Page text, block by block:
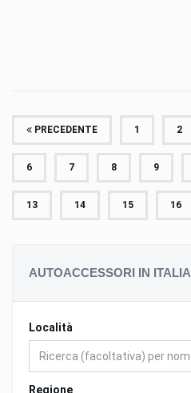
PRECEDENTE 1 2
6 7 8 9
13 14 15 16
AUTOACCESSORI IN ITALIA
Località
Regione